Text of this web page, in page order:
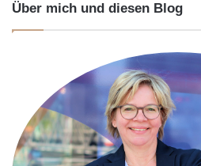
Über mich und diesen Blog